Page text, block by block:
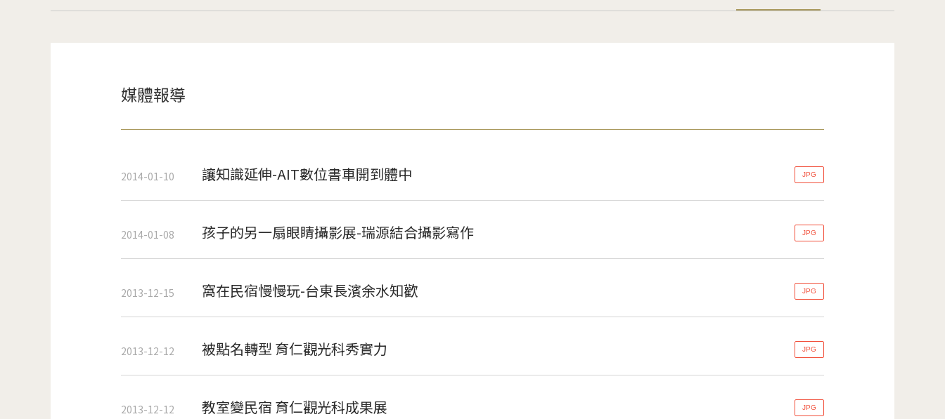
媒體報導
2014-01-10 讓知識延伸-AIT數位書車開到體中 JPG
2014-01-08 孩子的另一扇眼睛攝影展-瑞源結合攝影寫作 JPG
2013-12-15 窩在民宿慢慢玩-台東長濱余水知歡 JPG
2013-12-12 被點名轉型 育仁觀光科秀實力 JPG
2013-12-12 教室變民宿 育仁觀光科成果展 JPG